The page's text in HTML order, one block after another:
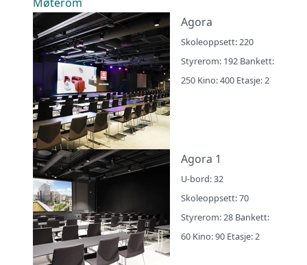
Agora
Skoleoppsett: 220
Styrerom: 192 Bankett:
250 Kino: 400 Etasje: 2
Agora 1
U-bord: 32
Skoleoppsett: 70
Styrerom: 28 Bankett:
60 Kino: 90 Etasje: 2